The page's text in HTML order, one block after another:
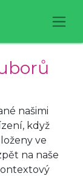
našimi
když
ve
na naše